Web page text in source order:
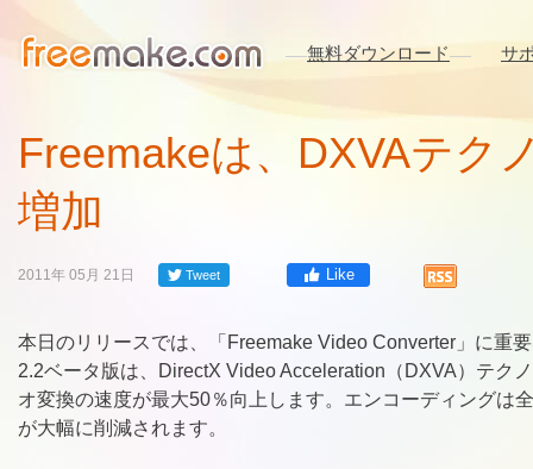
無料ダウンロード サ
Freemakeは、DXVAテク
増加
2011年 05月 21日 Tweet Like
本日のリリースでは、「Freemake Video Converter」に重
2.2ベータ版は、DirectX Video Acceleration（DXVA）テク
オ変換の速度が最大50％向上します。エンコーディングは
が大幅に削減されます。